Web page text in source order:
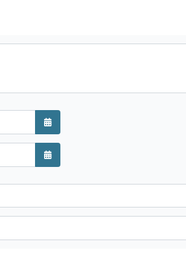
Kalender öffnen
Kalender öffnen